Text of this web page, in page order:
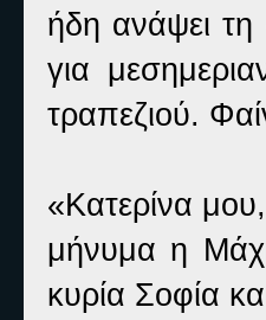
ήδη ανάψει
για
τραπεζιού.
«Κατερίνα
μήνυμα η
κυρία Σοφία